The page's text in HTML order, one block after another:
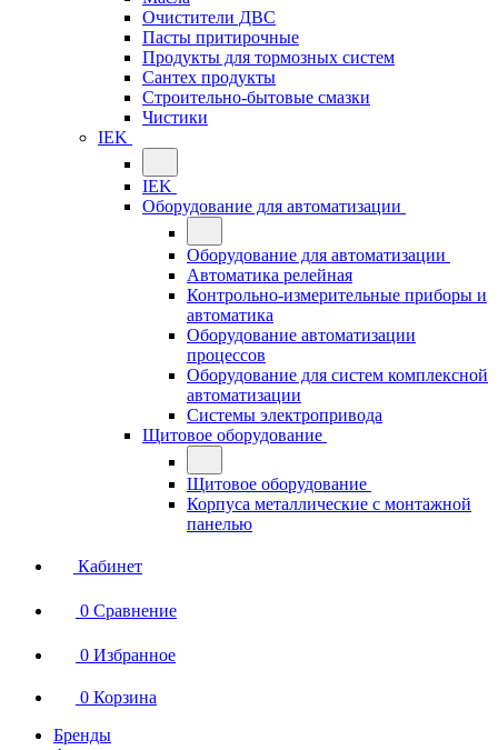
Очистители ДВС
Пасты притирочные
Продукты для тормозных систем
Сантех продукты
Строительно-бытовые смазки
Чистики
IEK
IEK
Оборудование для автоматизации
Оборудование для автоматизации
Автоматика релейная
Контрольно-измерительные приборы и
автоматика
Оборудование автоматизации
процессов
Оборудование для систем комплексной
автоматизации
Системы электропривода
Щитовое оборудование
Щитовое оборудование
Корпуса металлические с монтажной
панелью
Кабинет
0 Сравнение
0 Избранное
0 Корзина
Бренды